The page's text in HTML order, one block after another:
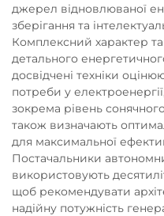
джерел відновлюваної
зберігання та
Комплексний характер
детального
досвідчені техніки
потреби у
зокрема рівень
також визначають
для максимальної
Постачальники
використовують
щоб рекомендувати
надійну потужність